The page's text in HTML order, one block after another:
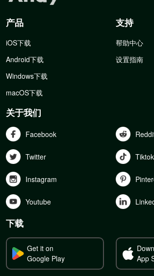
产品
iOS下载
Android下载
Windows下载
macOS下载
支持
帮助中心
设置指南
关于我们
Facebook
Twitter Tiktok
Instagram
Youtube
下载
Get it on
Google Play
App